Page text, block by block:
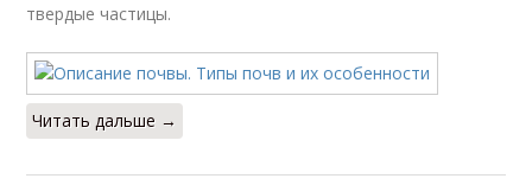
твердые частицы.
Читать дальше →